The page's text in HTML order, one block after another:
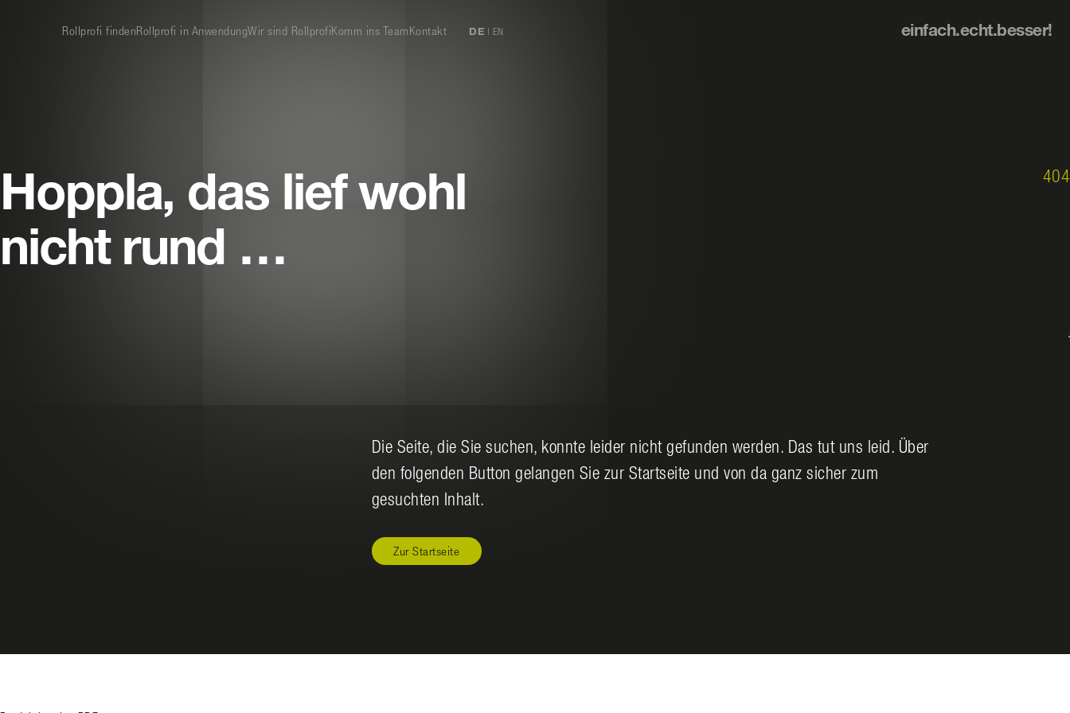
Rollprofi findenRollprofi in AnwendungWir sind RollprofiKomm ins TeamKontakt DE | EN einfach.echt.besser!
Hoppla, das lief wohl
nicht rund …
404
Die Seite, die Sie suchen, konnte leider nicht gefunden werden. Das tut uns leid. Über
den folgenden Button gelangen Sie zur Startseite und von da ganz sicher zum
gesuchten Inhalt.
Zur Startseite